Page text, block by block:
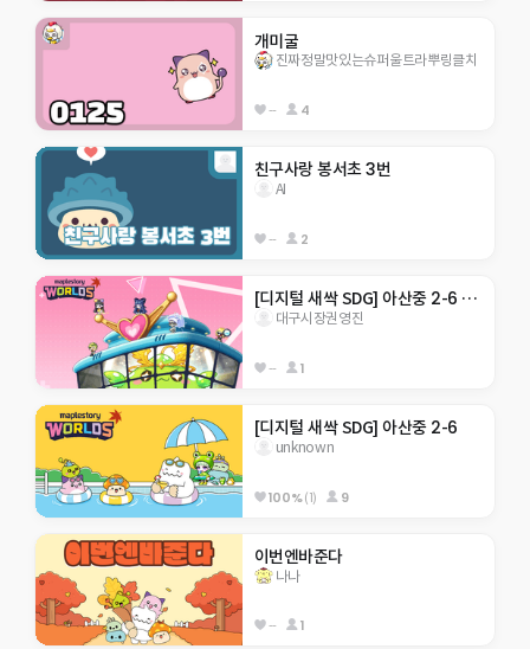
개미굴
진짜정말맛있는슈퍼울트라뿌링클치
-- 4
친구사랑 봉서초 3번
AI
-- 2
[디지털 새싹 SDG] 아산중 2-6 지구 구하기
대구시장권영진
-- 1
[디지털 새싹 SDG] 아산중 2-6
unknown
100%(1) 9
이번엔바준다
나나
-- 1